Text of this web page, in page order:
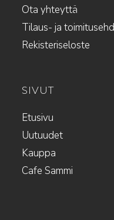
Ota yhteyttä
Tilaus- ja
Rekisteriseloste
SIVUT
Etusivu
Uutuudet
Kauppa
Cafe Sammi